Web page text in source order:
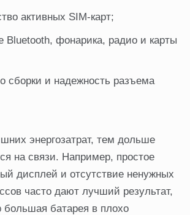
активных SIM-карт;
Bluetooth, фонарика, радио и карты
сборки и надежность разъема
энергозатрат, тем дольше
на связи. Например, простое
дисплей и отсутствие ненужных
часто дают лучший результат,
батарея в плохо